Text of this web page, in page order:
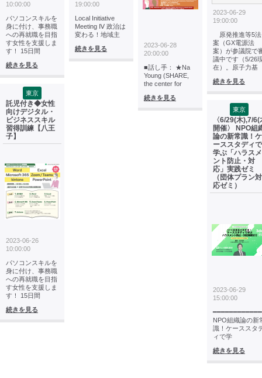
10:00:00
パソコンスキルを
身に付け、事務職
への再就職を目指
す女性を支援しま
す！ 15日間
続きを見る
東京
託児付き◆女性
向けデジタル・
ビジネススキル
習得訓練【八王
子】
2023-06-26
10:00:00
パソコンスキルを
身に付け、事務職
への再就職を目指
す女性を支援しま
す！ 15日間
続きを見る
19:00:00
Local Initiative
Meeting Ⅳ 政治は
変わる！地域主
続きを見る
2023-06-28
20:00:00
■話し手： ★Na
Young (SHARE,
the center for
続きを見る
2023-06-29
19:00:00
原発推進等5法
案（GX電源法
案）が参議院で
議中です（5/26
在）。原子力基
続きを見る
東京
〈6/29(木),7/
開催〉 NPO組
論の新常識！ケ
ーススタディで
学ぶ「ハラスメ
ント防止・対
応」実践ゼミ
（団体プラン対
応ゼミ）
2023-06-29
15:00:00
NPO組織論の新
識！ケーススタ
ィで学
続きを見る